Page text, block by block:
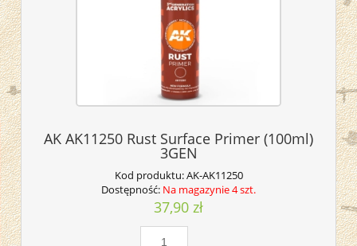
AK AK11250 Rust Surface Primer (100ml)
3GEN
Kod produktu:AK-AK11250
Dostępność: Na magazynie 4 szt.
37,90 zł